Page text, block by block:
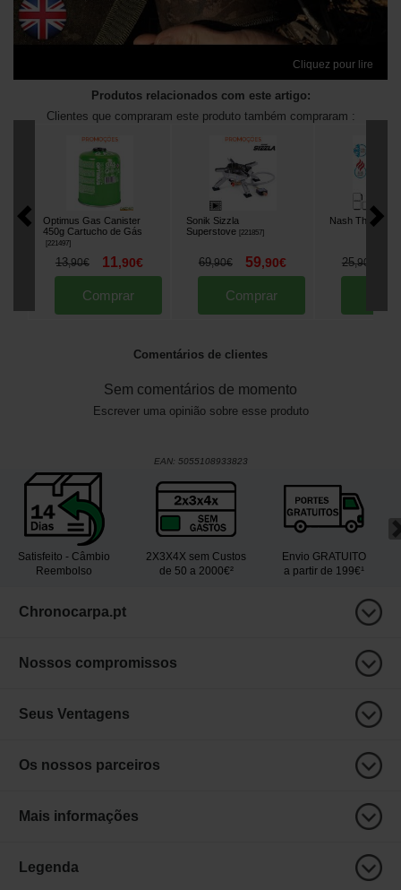
Cliquez pour lire
Produtos relacionados com este artigo:
Clientes que compraram este produto também compraram :
Optimus Gas Canister
450g Cartucho de Gás
221497]
13,90€ 11,90€
Comprar
Sonik Sizzla
Superstove
221857]
69,90€ 59,90€
Comprar
Nash Thermal
25,90
Comentários de clientes
Sem comentários de momento
Escrever uma opinião sobre esse produto
EAN: 5055108933823
Satisfeito - Câmbio
Reembolso
2X3X4X sem Custos
de 50 a 2000€²
Envio GRATUITO
a partir de 199€¹
Chronocarpa.pt
Nossos compromissos
Seus Ventagens
Os nossos parceiros
Mais informações
Legenda